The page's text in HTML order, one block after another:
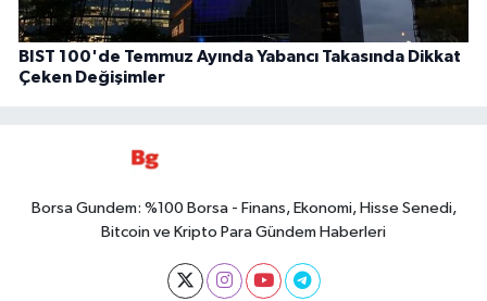
BIST 100'de Temmuz Ayında Yabancı Takasında Dikkat
Çeken Değişimler
Borsa Gundem: %100 Borsa - Finans, Ekonomi, Hisse Senedi,
Bitcoin ve Kripto Para Gündem Haberleri